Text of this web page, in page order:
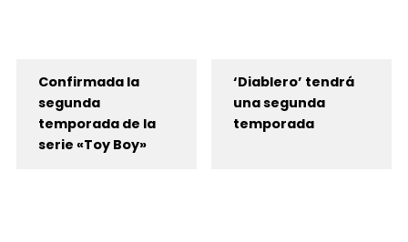
Confirmada la
segunda
temporada de la
serie «Toy Boy»
‘Diablero’ tendrá
una segunda
temporada